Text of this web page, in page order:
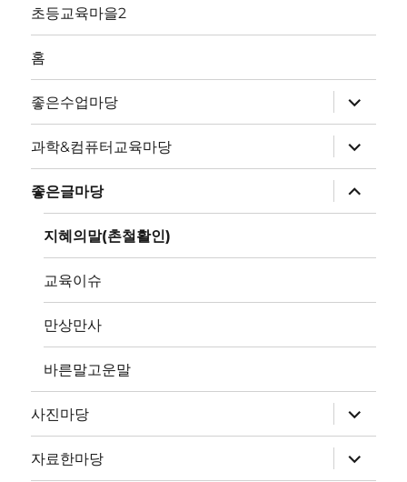
초등교육마을2
홈
좋은수업마당
위
메
뉴
확
장
과학&컴퓨터교육마당
위
메
뉴
확
장
좋은글마당
위
메
장
지혜의말(촌철활인)
교육이슈
만상만사
바른말고운말
사진마당
위
메
뉴
확
자료한마당
위